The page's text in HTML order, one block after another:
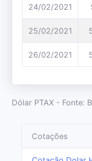
24/02/2021
25/02/2021
26/02/2021
Dólar PTAX - Fonte:
Cotações